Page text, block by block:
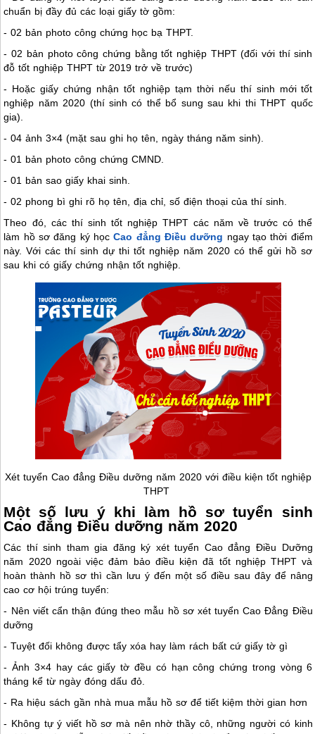
chuẩn bị đầy đủ các loại giấy tờ gồm:
- 02 bản photo công chứng học bạ THPT.
- 02 bản photo công chứng bằng tốt nghiệp THPT (đối với thí sinh
đỗ tốt nghiệp THPT từ 2019 trở về trước)
- Hoặc giấy chứng nhận tốt nghiệp tạm thời nếu thí sinh mới tốt
nghiệp năm 2020 (thí sinh có thể bổ sung sau khi thi THPT quốc
gia).
- 04 ảnh 3×4 (mặt sau ghi họ tên, ngày tháng năm sinh).
- 01 bản photo công chứng CMND.
- 01 bản sao giấy khai sinh.
- 02 phong bì ghi rõ họ tên, địa chỉ, số điện thoại của thí sinh.
Theo đó, các thí sinh tốt nghiệp THPT các năm về trước có thể
làm hồ sơ đăng ký họcCao đẳng Điều dưỡng ngay tạo thời điểm
này. Với các thí sinh dự thi tốt nghiệp năm 2020 có thể gửi hồ sơ
sau khi có giấy chứng nhận tốt nghiệp.
Xét tuyển Cao đẳng Điều dưỡng năm 2020 với điều kiện tốt nghiệp
THPT
Một số lưu ý khi làm hồ sơ tuyển sinh
Cao đẳng Điều dưỡng năm 2020
Các thí sinh tham gia đăng ký xét tuyển Cao đẳng Điều Dưỡng
năm 2020 ngoài việc đảm bảo điều kiện đã tốt nghiệp THPT và
hoàn thành hồ sơ thì cần lưu ý đến một số điều sau đây để nâng
cao cơ hội trúng tuyển:
- Nên viết cẩn thận đúng theo mẫu hồ sơ xét tuyển Cao Đẳng Điều
dưỡng
- Tuyệt đối không được tẩy xóa hay làm rách bất cứ giấy tờ gì
- Ảnh 3×4 hay các giấy tờ đều có hạn công chứng trong vòng 6
tháng kể từ ngày đóng dấu đỏ.
- Ra hiệu sách gần nhà mua mẫu hồ sơ để tiết kiệm thời gian hơn
- Không tự ý viết hồ sơ mà nên nhờ thầy cô, những người có kinh